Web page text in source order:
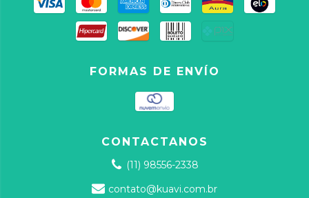
FORMAS DE ENVÍO
CONTACTANOS
(11) 98556-2338
contato@kuavi.com.br